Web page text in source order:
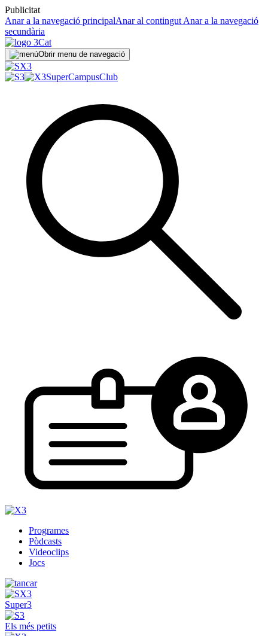
Publicitat
Anar a la navegació principalAnar al contingut Anar a la navegació
secundària
Obrir menu de navegació
SuperCampusClub
Programes
Pòdcasts
Videoclips
Jocs
Super3
Els més petits